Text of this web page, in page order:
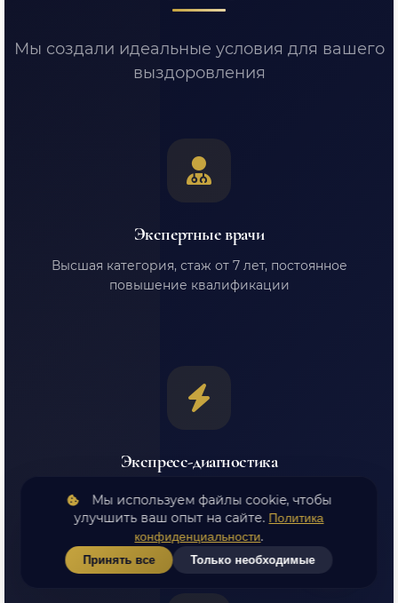
Мы создали идеальные условия для вашего
выздоровления
Экспертные врачи
Высшая категория, стаж от 7 лет, постоянное
повышение квалификации
Экспресс-диагностика
Приём и диагностика в день обращения. Не
тратьте время на ожидание
Мы используем файлы cookie, чтобы
улучшить ваш опыт на сайте. Политика
конфиденциальности.
Принять все Только необходимые